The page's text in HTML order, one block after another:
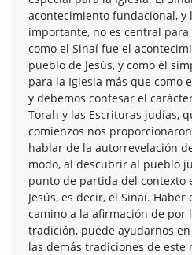
acontecimiento fundacional, y
importante, no es central
como el Sinaí fue el
pueblo de Jesús, y como él
para la Iglesia más que como
y debemos confesar el
Torah y las Escrituras judías,
comienzos nos
hablar de la autorrevelación
modo, al descubrir al pueblo
punto de partida del contexto
Jesús, es decir, el Sinaí.
camino a la afirmación de por
tradición, puede ayudarnos
las demás tradiciones de este